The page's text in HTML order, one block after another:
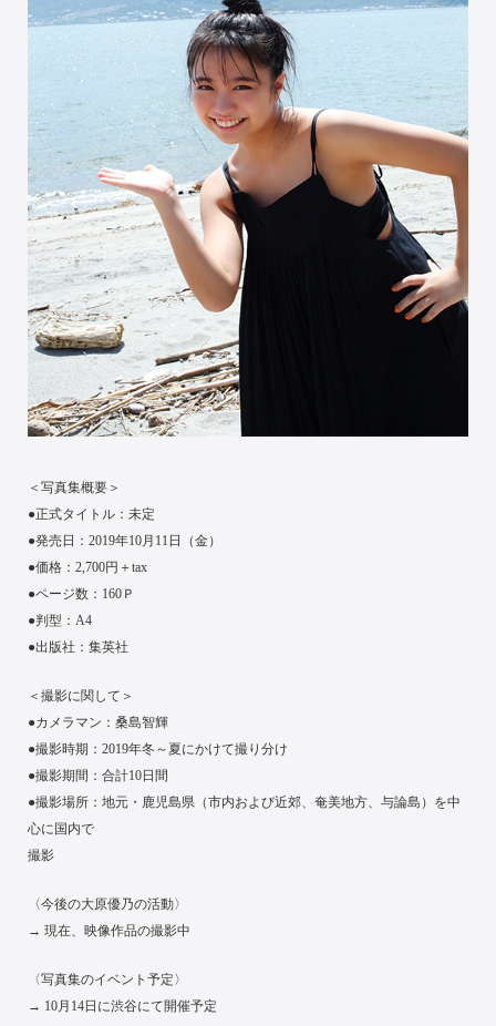
＜写真集概要＞
●正式タイトル：未定
●発売日：2019年10月11日（金）
●価格：2,700円＋tax
●ページ数：160Ｐ
●判型：A4
●出版社：集英社
＜撮影に関して＞
●カメラマン：桑島智輝
●撮影時期：2019年冬～夏にかけて撮り分け
●撮影期間：合計10日間
●撮影場所：地元・鹿児島県（市内および近郊、奄美地方、与論島）を中
心に国内で
撮影
〈今後の大原優乃の活動〉
→ 現在、映像作品の撮影中
〈写真集のイベント予定〉
→ 10月14日に渋谷にて開催予定